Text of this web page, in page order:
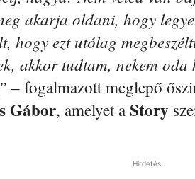
akarja oldani, hogy
hogy ezt utólag
akkor tudtam, nekem
– fogalmazott meglepő
Gábor, amelyet a Story
Hirdetés